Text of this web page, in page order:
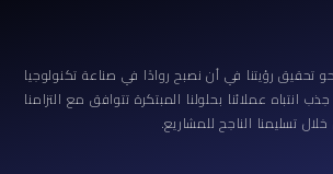
رؤيتنا في أن نصبح روادًا في صناعة تكنولوجيا
انتباه عملائنا بحلولنا المبتكرة تتوافق مع التزامنا
تسليمنا الناجح للمشاريع.